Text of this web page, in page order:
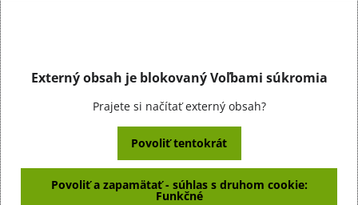
Externý obsah je blokovaný Voľbami súkromia
Prajete si načítať externý obsah?
Povoliť tentokrát
Povoliť a zapamätať - súhlas s druhom cookie:
Funkčné